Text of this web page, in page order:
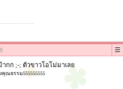
กก ;-; ตัวขาวโอโม่มาเลย
คุณธรรม555555555